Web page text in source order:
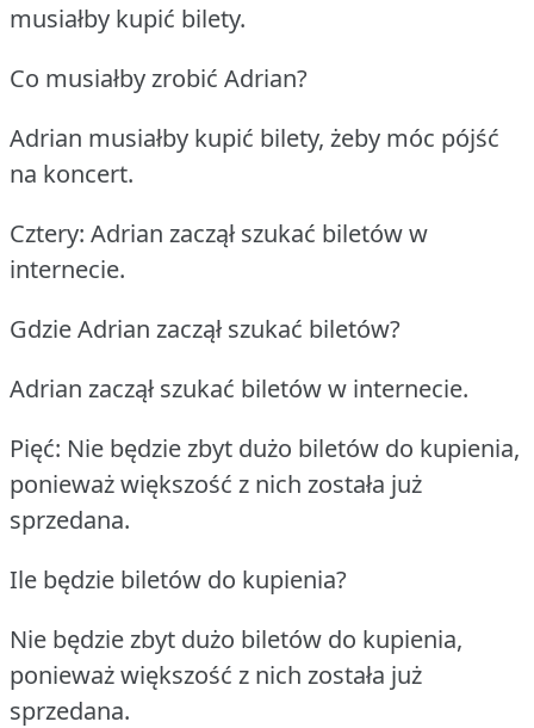
musiałby kupić bilety.
Co musiałby zrobić Adrian?
Adrian musiałby kupić bilety, żeby móc pójść
na koncert.
Cztery: Adrian zaczął szukać biletów w
internecie.
Gdzie Adrian zaczął szukać biletów?
Adrian zaczął szukać biletów w internecie.
Pięć: Nie będzie zbyt dużo biletów do kupienia,
ponieważ większość z nich została już
sprzedana.
Ile będzie biletów do kupienia?
Nie będzie zbyt dużo biletów do kupienia,
ponieważ większość z nich została już
sprzedana.